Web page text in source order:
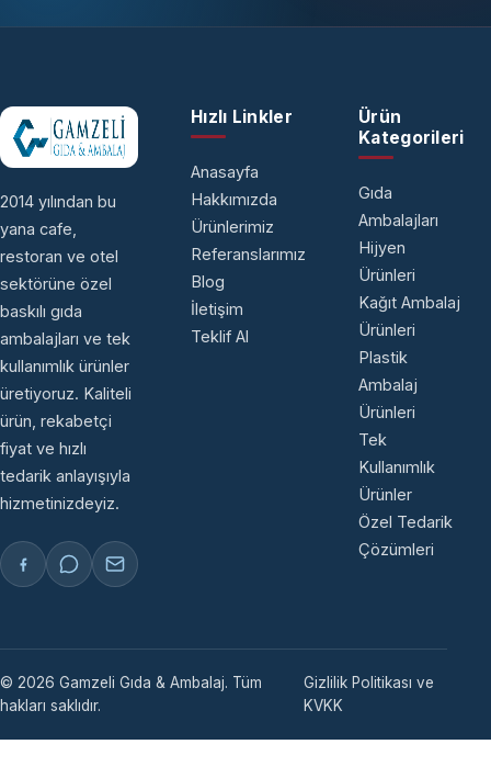
2014 yılından bu
yana cafe,
restoran ve otel
sektörüne özel
baskılı gıda
ambalajları ve tek
kullanımlık ürünler
üretiyoruz. Kaliteli
ürün, rekabetçi
fiyat ve hızlı
tedarik anlayışıyla
hizmetinizdeyiz.
Hızlı Linkler
Anasayfa
Hakkımızda
Ürünlerimiz
Referanslarımız
Blog
İletişim
Teklif Al
Ürün
Kategorileri
Gıda
Ambalajları
Hijyen
Ürünleri
Kağıt Ambalaj
Ürünleri
Plastik
Ambalaj
Ürünleri
Tek
Kullanımlık
Ürünler
Özel Tedarik
Çözümleri
© 2026 Gamzeli Gıda & Ambalaj. Tüm
hakları saklıdır.
Gizlilik Politikası ve
KVKK